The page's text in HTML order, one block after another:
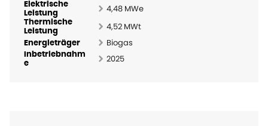
Elektrische
Leistung
4,48 MWe
Thermische
Leistung
4,52 MWt
Energieträger Biogas
Inbetriebnahm
e
2025